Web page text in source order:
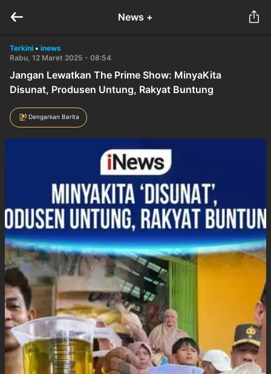
News +
Terkini • inews
Rabu, 12 Maret 2025 - 08:54
Jangan Lewatkan The Prime Show: MinyaKita
Disunat, Produsen Untung, Rakyat Buntung
Dengarkan Berita